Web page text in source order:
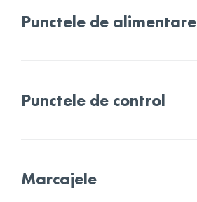
Punctele de alimentare
Punctele de control
Marcajele